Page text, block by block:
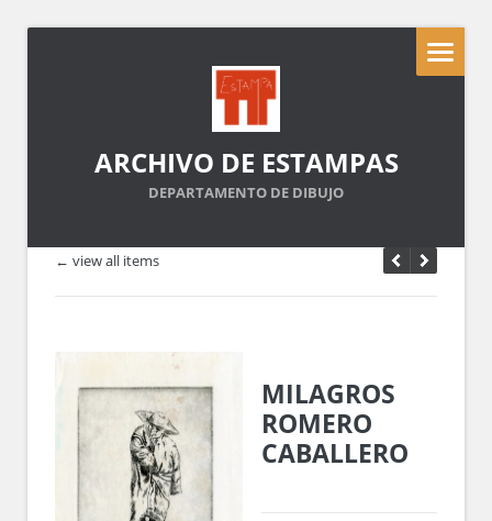
ARCHIVO DE ESTAMPAS
DEPARTAMENTO DE DIBUJO
← view all items
MILAGROS
ROMERO
CABALLERO